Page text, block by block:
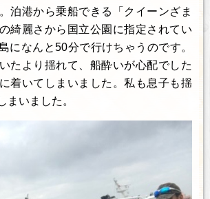
泊港から乗船できる「クイーンざま
綺麗さから国立公園に指定されてい
になんと50分で行けちゃうのです。
たより揺れて、船酔いが心配でした
着いてしまいました。私も息子も揺
まいました。